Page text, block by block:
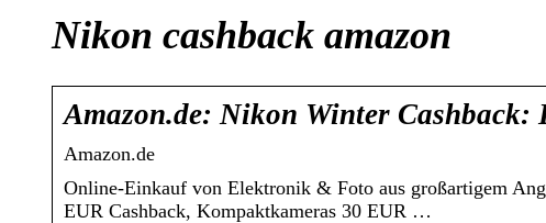
Nikon cashback amazon
Amazon.de: Nikon Winter
Amazon.de
Online-Einkauf von Elektronik & Foto aus großartigem
EUR Cashback, Kompaktkameras 30 EUR …